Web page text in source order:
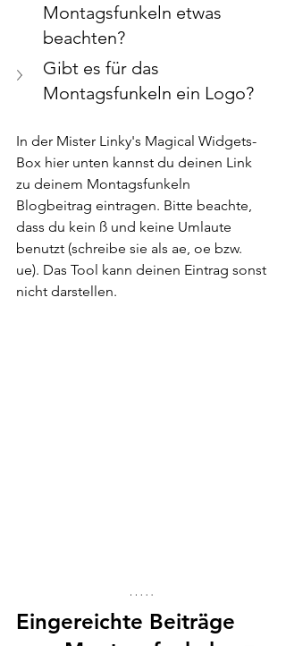
Montagsfunkeln etwas
beachten?
Gibt es für das
Montagsfunkeln ein Logo?
In der Mister Linky's Magical Widgets-
Box hier unten kannst du deinen Link
zu deinem Montagsfunkeln
Blogbeitrag eintragen. Bitte beachte,
dass du kein ß und keine Umlaute
benutzt (schreibe sie als ae, oe bzw.
ue). Das Tool kann deinen Eintrag sonst
nicht darstellen.
Eingereichte Beiträge